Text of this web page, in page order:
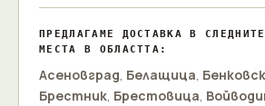
ПРЕДЛАГАМЕ ДОСТАВКА В
МЕСТА В ОБЛАСТТА:
Асеновград, Белащица,
Брестник, Брестовица,